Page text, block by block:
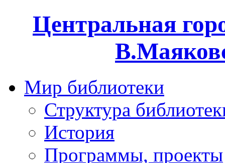
Центральная
Мир библиотеки
Структура
История
Программы, проекты